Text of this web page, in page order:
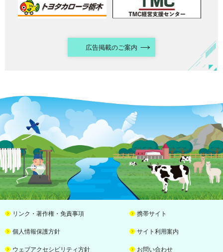
広告掲載のご案内
リンク・著作権・免責事項 携帯サイト
個人情報保護方針 サイト利用案内
ウェブアクセシビリティ方針 お問い合わせ